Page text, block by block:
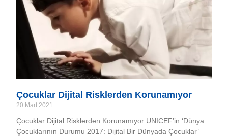
Çocuklar Dijital Risklerden Korunamıyor
20 Mart 2021
Çocuklar Dijital Risklerden Korunamıyor UNICEF’in ‘Dünya
Çocuklarının Durumu 2017: Dijital Bir Dünyada Çocuklar’